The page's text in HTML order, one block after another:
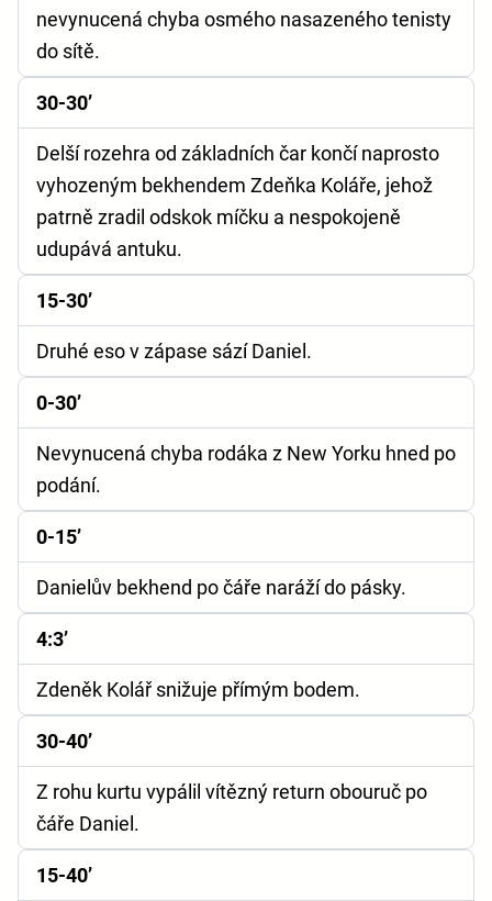
nevynucená chyba osmého nasazeného tenisty
do sítě.
30-30’
Delší rozehra od základních čar končí naprosto
vyhozeným bekhendem Zdeňka Koláře, jehož
patrně zradil odskok míčku a nespokojeně
udupává antuku.
15-30’
Druhé eso v zápase sází Daniel.
0-30’
Nevynucená chyba rodáka z New Yorku hned po
podání.
0-15’
Danielův bekhend po čáře naráží do pásky.
4:3’
Zdeněk Kolář snižuje přímým bodem.
30-40’
Z rohu kurtu vypálil vítězný return obouruč po
čáře Daniel.
15-40’